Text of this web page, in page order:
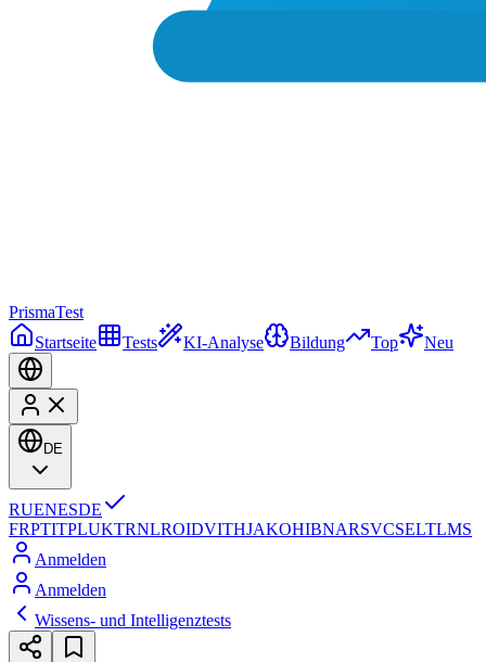
PrismaTest
Startseite
Tests KI-Analyse Bildung Top Neu
DE
RUENESDE
FRPTITPLUKTRNLROIDVITHJAKOHIBNARSVCSELTLMS
Anmelden
Anmelden
Wissens- und Intelligenztests